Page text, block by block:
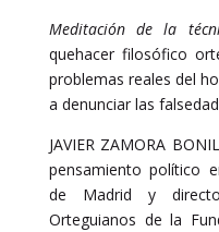
Meditación de la
quehacer filosófico
problemas reales del
a denunciar las
JAVIER ZAMORA
pensamiento político
de Madrid y
Orteguianos de la